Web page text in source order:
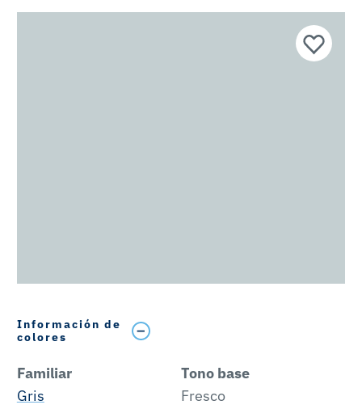
Información de
colores
Familiar
Gris
Tono base
Fresco